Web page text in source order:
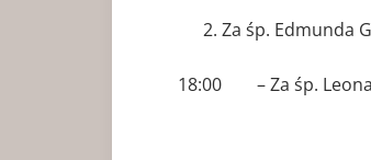
Za śp. Edmunda
18:00 – Za śp. Leona